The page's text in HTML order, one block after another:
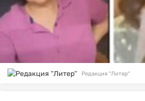
Редакция "Литер"